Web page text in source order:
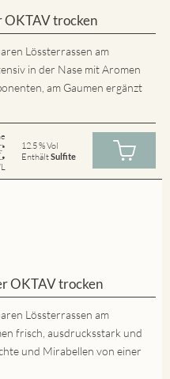
OKTAV trocken
Lössterrassen am
in der Nase mit Aromen
am Gaumen ergänzt
12.5 % Vol
EnthältSulfite
OKTAV trocken
Lössterrassen am
frisch, ausdrucksstark und
und Mirabellen von einer